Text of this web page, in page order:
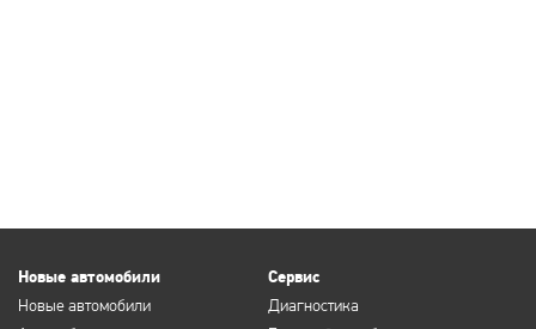
Новые автомобили
Новые автомобили
Сервис
Диагностика